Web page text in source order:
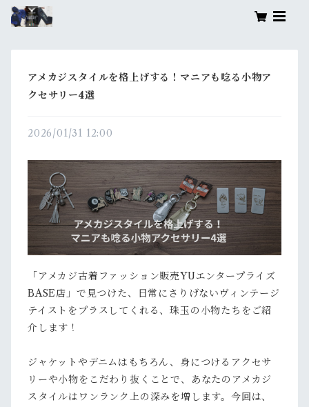
アメカジスタイルを格上げする！マニアも唸る小物ア
クセサリー4選
2026/01/31 12:00
「アメカジ古着ファッション販売YUエンタープライズ
BASE店」で見つけた、日常にさりげないヴィンテージ
テイストをプラスしてくれる、珠玉の小物たちをご紹
介します！
ジャケットやデニムはもちろん、身につけるアクセサ
リーや小物をこだわり抜くことで、あなたのアメカジ
スタイルはワンランク上の深みを増します。今回は、